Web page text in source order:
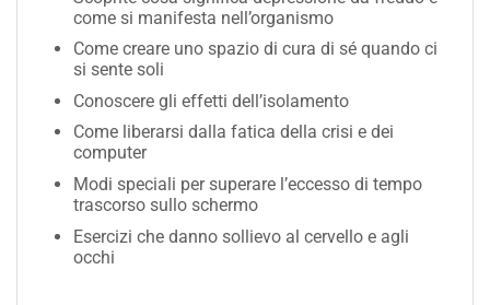
come si manifesta nell’organismo
Come creare uno spazio di cura di sé quando ci
si sente soli
Conoscere gli effetti dell’isolamento
Come liberarsi dalla fatica della crisi e dei
computer
Modi speciali per superare l’eccesso di tempo
trascorso sullo schermo
Esercizi che danno sollievo al cervello e agli
occhi